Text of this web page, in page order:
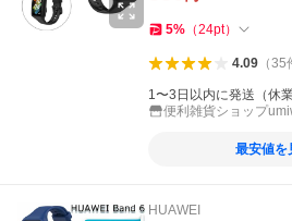
5% （24pt）
4.09（35
1〜3日以内に発送（休
便利雑貨ショップ
最安値を
HUAWEI